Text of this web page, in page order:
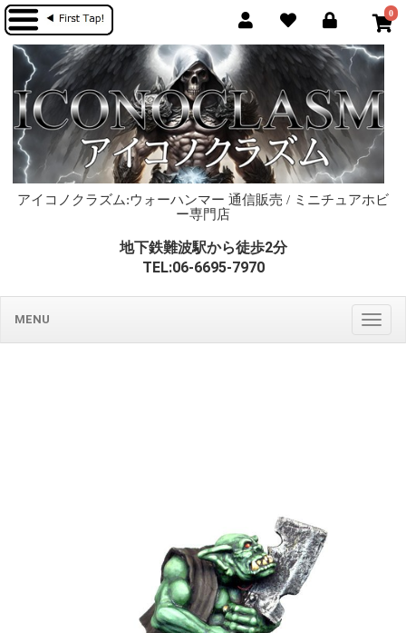
0
アイコノクラズム:ウォーハンマー 通信販売 / ミニチュアホビ
ー専門店
地下鉄難波駅から徒歩2分
TEL:06-6695-7970
MENU